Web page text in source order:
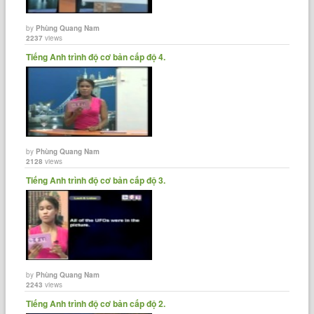
byPhùng Quang Nam
2237 views
Tiếng Anh trình độ cơ bản cấp độ 4.
byPhùng Quang Nam
2128 views
Tiếng Anh trình độ cơ bản cấp độ 3.
byPhùng Quang Nam
2243 views
Tiếng Anh trình độ cơ bản cấp độ 2.